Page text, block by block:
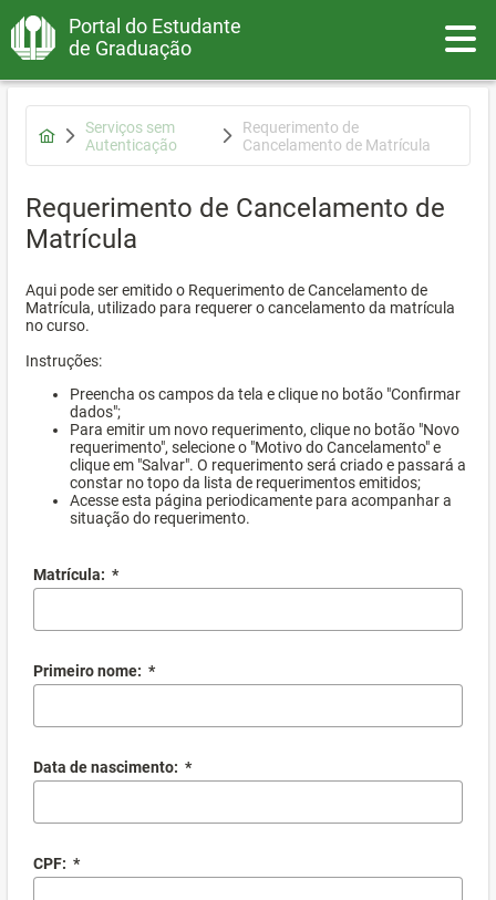
Portal do Estudante
de Graduação
Serviços sem
Autenticação
Requerimento de
Cancelamento de Matrícula
Requerimento de Cancelamento de
Matrícula
Aqui pode ser emitido o Requerimento de Cancelamento de
Matrícula, utilizado para requerer o cancelamento da matrícula
no curso.
Instruções:
Preencha os campos da tela e clique no botão "Confirmar
dados";
Para emitir um novo requerimento, clique no botão "Novo
requerimento", selecione o "Motivo do Cancelamento" e
clique em "Salvar". O requerimento será criado e passará a
constar no topo da lista de requerimentos emitidos;
Acesse esta página periodicamente para acompanhar a
situação do requerimento.
Matrícula: *
Primeiro nome: *
Data de nascimento: *
CPF: *